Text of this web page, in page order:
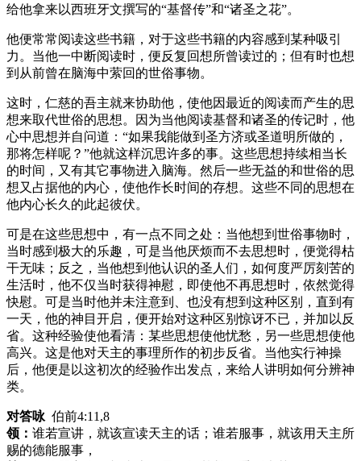
给他拿来以西班牙文撰写的“基督传”和“诸圣之花”。
他便常常阅读这些书籍，对于这些书籍的内容感到某种吸引
力。当他一中断阅读时，便反复回想所曾读过的；但有时也想
到从前曾在脑海中萦回的世俗事物。
这时，仁慈的吾主就来协助他，使他因最近的阅读而产生的思
想来取代世俗的思想。因为当他阅读基督和诸圣的传记时，他
心中思想并自问道：“如果我能做到圣方济或圣道明所做的，
那将怎样呢？”他就这样沉思许多的事。这些思想持续相当长
的时间，又有其它事物进入脑海。然后一些无益的和世俗的思
想又占据他的内心，使他作长时间的存想。这些不同的思想在
他内心长久的此起彼伏。
可是在这些思想中，有一点不同之处：当他想到世俗事物时，
当时感到极大的乐趣，可是当他厌烦而不去思想时，便觉得枯
干无味；反之，当他想到他认识的圣人们，如何度严厉刻苦的
生活时，他不仅当时获得神慰，即使他不再思想时，依然觉得
快慰。可是当时他并未注意到、也没有想到这种区别，直到有
一天，他的神目开启，便开始对这种区别惊讶不已，并加以反
省。这种经验使他看清：某些思想使他忧愁，另一些思想使他
高兴。这是他对天主的事理所作的初步反省。当他实行神操
后，他便是以这初次的经验作出发点，来给人讲明如何分辨神
类。
对答咏 伯前4:11,8
领： 谁若宣讲，就该宣读天主的话；谁若服事，就该用天主所
赐的德能服事，